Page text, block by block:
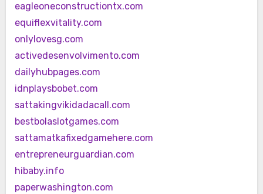
eagleoneconstructiontx.com
equiflexvitality.com
onlylovesg.com
activedesenvolvimento.com
dailyhubpages.com
idnplaysbobet.com
sattakingvikidadacall.com
bestbolaslotgames.com
sattamatkafixedgamehere.com
entrepreneurguardian.com
hibaby.info
paperwashington.com